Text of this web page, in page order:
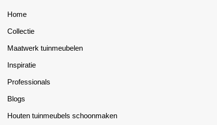
Home
Collectie
Maatwerk tuinmeubelen
Inspiratie
Professionals
Blogs
Houten tuinmeubels schoonmaken